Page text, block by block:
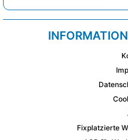
Fixplatzierte